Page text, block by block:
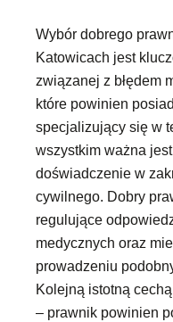
Wybór dobrego
Katowicach jest
związanej z błędem
które powinien
specjalizujący się w
wszystkim ważna
doświadczenie w
cywilnego. Dobry
regulujące
medycznych oraz
prowadzeniu
Kolejną istotną
– prawnik powinien